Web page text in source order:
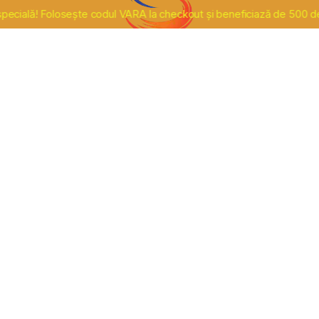
Folosește codul VARA la checkout și beneficiază de 500 de lei